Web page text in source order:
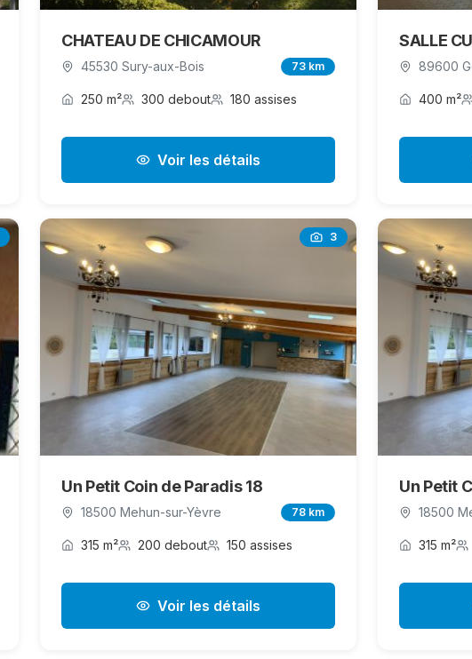
CHATEAU DE CHICAMOUR
45530 Sury-aux-Bois 73 km
250 m² 300 debout 180 assises
Voir les détails
SALLE
89600
400 m²
3
Un Petit Coin de Paradis 18
18500 Mehun-sur-Yèvre 78 km
315 m² 200 debout 150 assises
Voir les détails
Un Petit
18500
315 m²